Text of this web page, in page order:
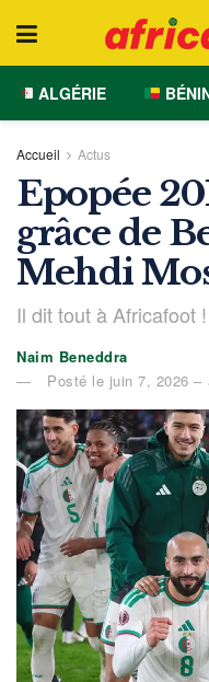
ALGÉRIE
Accueil Actus
Epopée
grâce de
Mehdi
Il dit tout à Africafoot !
Naim Beneddra
Posté le juin 7, 2026